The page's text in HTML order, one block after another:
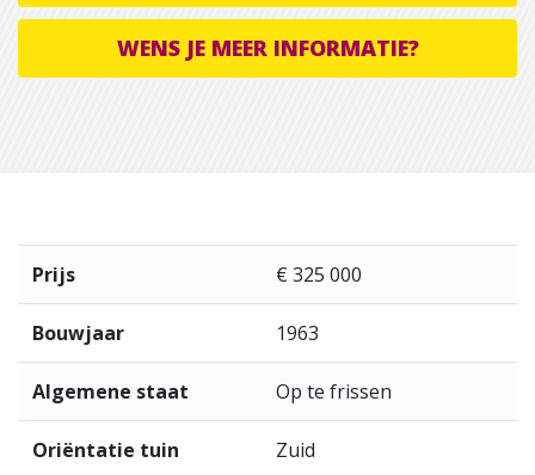
WENS JE MEER INFORMATIE?
Prijs € 325 000
Bouwjaar 1963
Algemene staat Op te frissen
Oriëntatie tuin Zuid